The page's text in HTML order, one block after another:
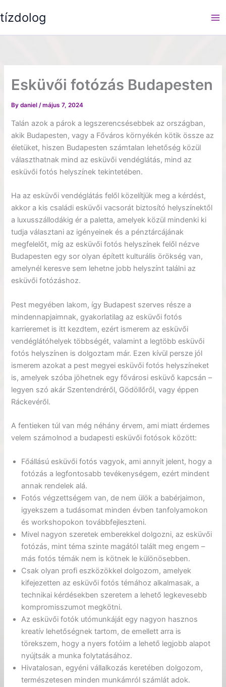
to
tízdolog
Esküvői fotózás Budapesten
Bydaniel/május 7, 2024
Talán azok a párok a legszerencsésebbek az országban,
akik Budapesten, vagy a Főváros környékén kötik össze az
életüket, hiszen Budapesten számtalan lehetőség közül
választhatnak mind az esküvői vendéglátás, mind az
esküvői fotós helyszínek tekintetében.
Ha az esküvői vendéglátás felől közelítjük meg a kérdést,
akkor a kis családi esküvői vacsorát biztosító helyszínektől
a luxusszállodákig ér a paletta, amelyek közül mindenki ki
tudja választani az igényeinek és a pénztárcájának
megfelelőt, míg az esküvői fotós helyszínek felől nézve
Budapesten egy sor olyan épített kulturális örökség van,
amelynél keresve sem lehetne jobb helyszínt találni az
esküvői fotózáshoz.
Pest megyében lakom, így Budapest szerves része a
mindennapjaimnak, gyakorlatilag az esküvői fotós
karrieremet is itt kezdtem, ezért ismerem az esküvői
vendéglátóhelyek többségét, valamint a legtöbb esküvői
fotós helyszínen is dolgoztam már. Ezen kívül persze jól
ismerem azokat a pest megyei esküvői fotós helyszíneket
is, amelyek szóba jöhetnek egy fővárosi esküvő kapcsán –
legyen szó akár Szentendréről, Gödöllőről, vagy éppen
Ráckevéről.
A fentieken túl van még néhány érvem, ami miatt érdemes
velem számolnod a budapesti esküvői fotósok között:
Főállású esküvői fotós vagyok, ami annyit jelent, hogy a
fotózás a legfontosabb tevékenységem, ezért mindent
annak rendelek alá.
Fotós végzettségem van, de nem ülök a babérjaimon,
igyekszem a tudásomat minden évben tanfolyamokon
és workshopokon továbbfejleszteni.
Mivel nagyon szeretek emberekkel dolgozni, az esküvői
fotózás, mint téma szinte magától talált meg engem –
más fotós témák nem is kötnek le különösebben.
Csak olyan profi eszközökkel dolgozom, amelyek
kifejezetten az esküvői fotós témához alkalmasak, a
technikai kérdésekben szeretem a lehető legkevesebb
kompromisszumot megkötni.
Az esküvői fotók utómunkáját egy nagyon hasznos
kreatív lehetőségnek tartom, de emellett arra is
törekszem, hogy a nyers fotóim a lehető legjobb alapot
nyújtsák a munka folytatásához.
Hivatalosan, egyéni vállalkozás keretében dolgozom,
természetesen minden munkámról számlát adok.